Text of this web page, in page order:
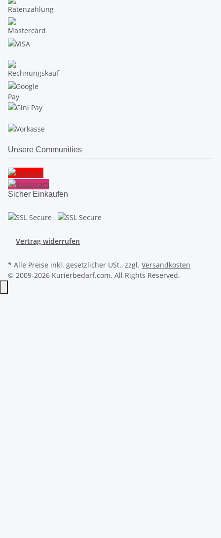
Unsere Communities
Sicher Einkaufen
Vertrag widerrufen
* Alle Preise inkl. gesetzlicher USt., zzgl. Versandkosten
© 2009-2026 Kurierbedarf.com. All Rights Reserved.